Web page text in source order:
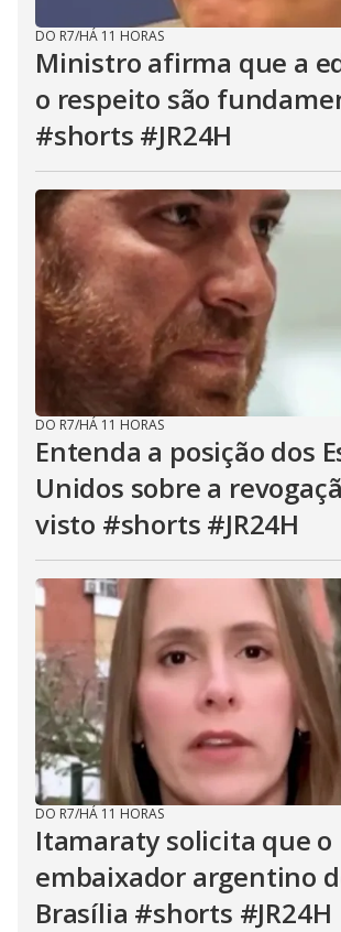
DO R7/HÁ 11 HORAS
Ministro afirma que a
o respeito são
#shorts #JR24H
DO R7/HÁ 11 HORAS
Entenda a posição dos
Unidos sobre a
visto #shorts #JR24H
DO R7/HÁ 11 HORAS
Itamaraty solicita que o
embaixador argentino
Brasília #shorts #JR24H